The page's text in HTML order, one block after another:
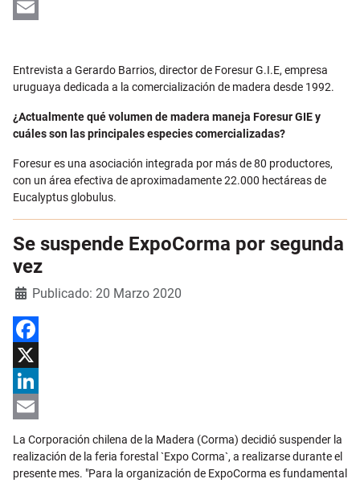
LinkedIn
Entrevista a Gerardo Barrios, director de Foresur G.I.E, empresa
uruguaya dedicada a la comercialización de madera desde 1992.
¿Actualmente qué volumen de madera maneja Foresur GIE y
cuáles son las principales especies comercializadas?
Foresur es una asociación integrada por más de 80 productores,
con un área efectiva de aproximadamente 22.000 hectáreas de
Eucalyptus globulus.
Se suspende ExpoCorma por segunda
vez
DetallesPublicado: 20 Marzo 2020
Facebook
X
LinkedIn
La Corporación chilena de la Madera (Corma) decidió suspender la
realización de la feria forestal `Expo Corma`, a realizarse durante el
presente mes. "Para la organización de ExpoCorma es fundamental